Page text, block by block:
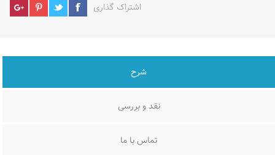
اشتراک گذاری
شرح
نقد و بررسی
تماس با ما